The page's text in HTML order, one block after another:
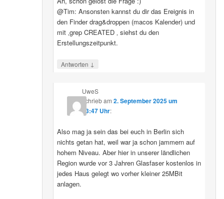
@Tim: Ansonsten kannst du dir das Ereignis in
den Finder drag&droppen (macos Kalender) und
mit ‚grep CREATED ‚ siehst du den
Erstellungszeitpunkt.
Antworten ↓
UweS
schriebam 2. September 2025 um
13:47 Uhr:
Also mag ja sein das bei euch in Berlin sich
nichts getan hat, weil war ja schon jammern auf
hohem Niveau. Aber hier in unserer ländlichen
Region wurde vor 3 Jahren Glasfaser kostenlos in
jedes Haus gelegt wo vorher kleiner 25MBit
anlagen.